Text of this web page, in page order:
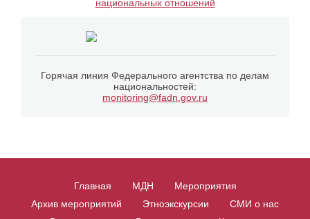
Горячая линия Федерального агентства по делам
национальностей:
monitoring@fadn.gov.ru
Главная МДН
Мероприятия
Архив мероприятий
Этноэкскурсии
СМИ о нас